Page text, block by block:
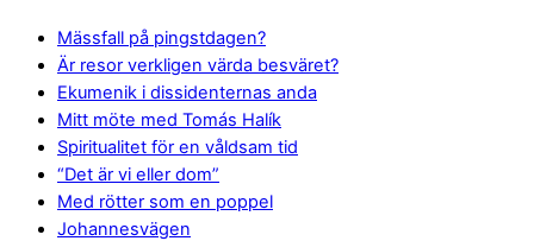
Mässfall på pingstdagen?
Är resor verkligen värda besväret?
Ekumenik i dissidenternas anda
Mitt möte med Tomás Halík
Spiritualitet för en våldsam tid
“Det är vi eller dom”
Med rötter som en poppel
Johannesvägen